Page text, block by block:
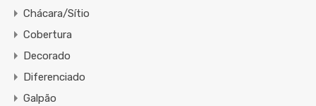
Chácara/Sítio
Cobertura
Decorado
Diferenciado
Galpão